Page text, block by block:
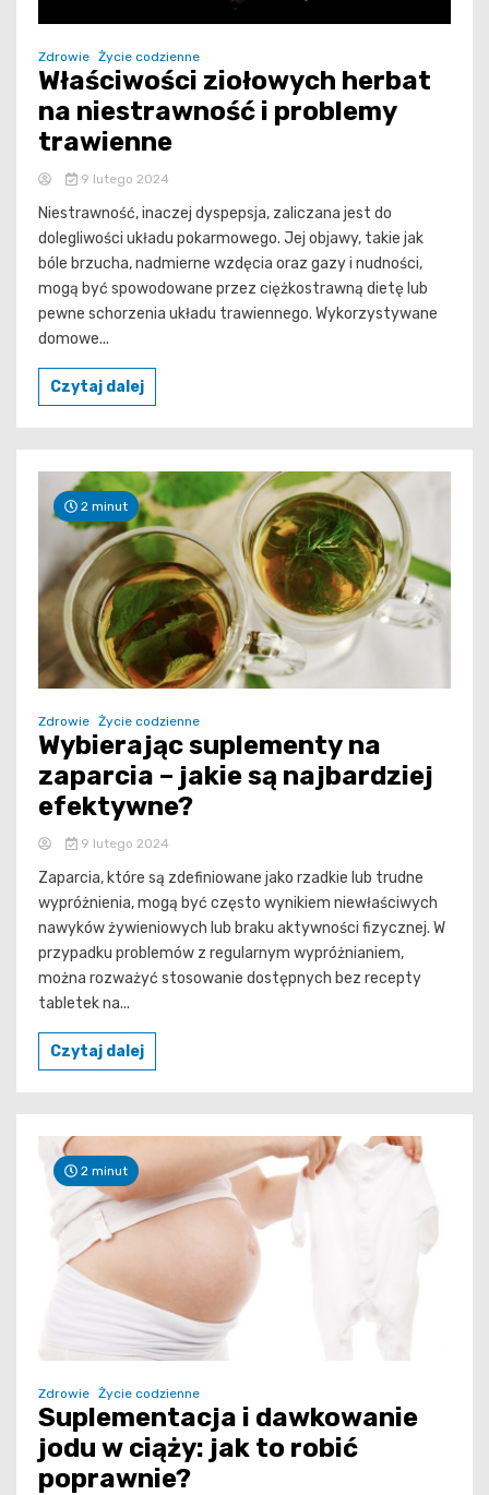
Zdrowie Życie codzienne
Właściwości ziołowych herbat
na niestrawność i problemy
trawienne
9 lutego 2024
Niestrawność, inaczej dyspepsja, zaliczana jest do
dolegliwości układu pokarmowego. Jej objawy, takie jak
bóle brzucha, nadmierne wzdęcia oraz gazy i nudności,
mogą być spowodowane przez ciężkostrawną dietę lub
pewne schorzenia układu trawiennego. Wykorzystywane
domowe...
Czytaj dalej
2 minut
Zdrowie Życie codzienne
Wybierając suplementy na
zaparcia – jakie są najbardziej
efektywne?
9 lutego 2024
Zaparcia, które są zdefiniowane jako rzadkie lub trudne
wypróżnienia, mogą być często wynikiem niewłaściwych
nawyków żywieniowych lub braku aktywności fizycznej. W
przypadku problemów z regularnym wypróżnianiem,
można rozważyć stosowanie dostępnych bez recepty
tabletek na...
Czytaj dalej
2 minut
Zdrowie Życie codzienne
Suplementacja i dawkowanie
jodu w ciąży: jak to robić
poprawnie?